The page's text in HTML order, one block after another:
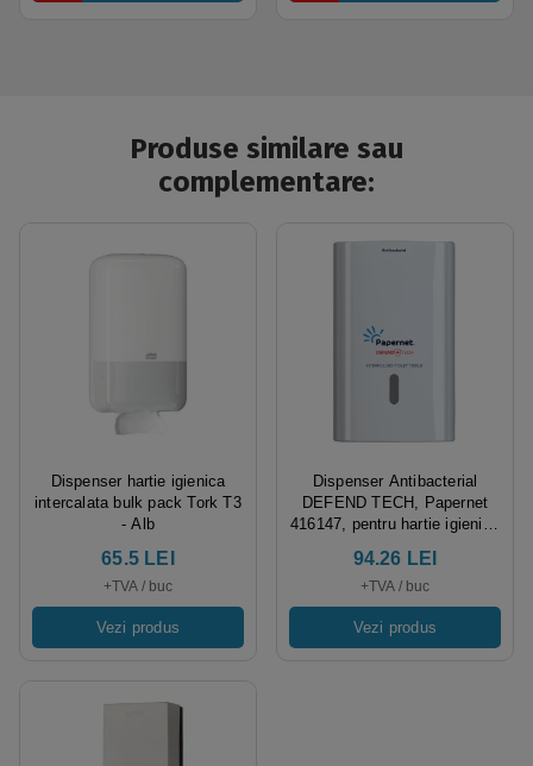
Produse similare sau
complementare:
Dispenser hartie igienica
intercalata bulk pack Tork T3
- Alb
65.5 LEI
+TVA / buc
Vezi produs
Dispenser Antibacterial
DEFEND TECH, Papernet
416147, pentru hartie igienica
dimensiuni 26.5 x 13.5 x 16.5
cm
94.26 LEI
+TVA / buc
Vezi produs